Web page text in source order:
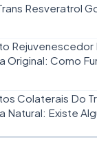
Resveratrol
Rejuvenescedor
Original: Como
Colaterais Do
Natural: Existe